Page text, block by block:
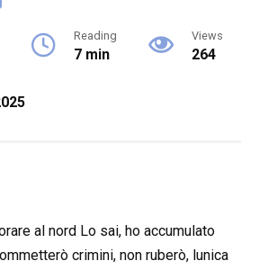
Reading
7 min
Views
264
al nord Lo sai, ho accumulato
crimini, non ruberò, lunica